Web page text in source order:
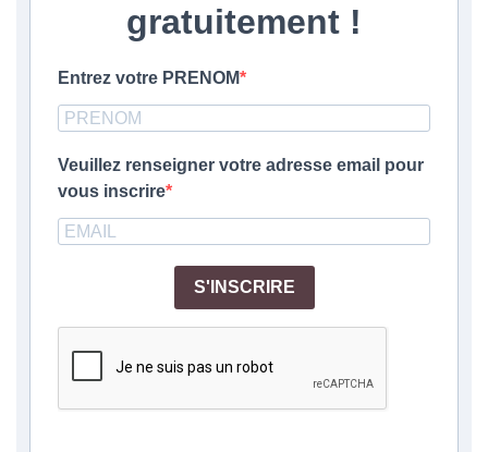
gratuitement !
Entrez votre PRENOM
Veuillez renseigner votre adresse email pour
vous inscrire
S'INSCRIRE